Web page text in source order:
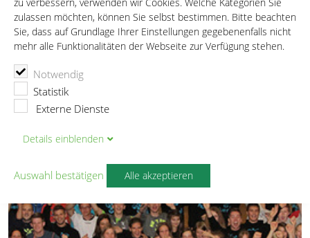
zulassen möchten, können Sie selbst bestimmen. Bitte beachten
Sie, dass auf Grundlage Ihrer Einstellungen gegebenenfalls nicht
mehr alle Funktionalitäten der Webseite zur Verfügung stehen.
Notwendig
Statistik
Externe Dienste
Details einblenden
Auswahl bestätigen Alle akzeptieren